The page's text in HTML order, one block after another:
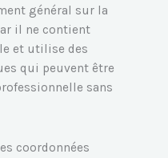
général sur la
il ne contient
et utilise des
qui peuvent être
sans
coordonnées